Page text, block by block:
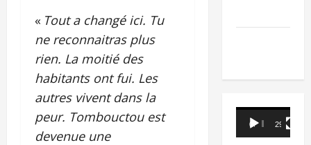
« Tout a changé ici. Tu
ne reconnaitras plus
rien. La moitié des
habitants ont fui. Les
autres vivent dans la
peur. Tombouctou est
devenue une
Lecteur
vidéo
00:00 29:21